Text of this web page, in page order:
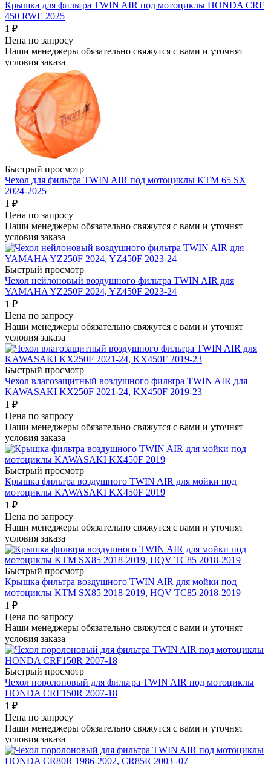
Крышка для фильтра TWIN AIR под мотоциклы HONDA CRF
450 RWE 2025
1 ₽
Цена по запросу
Наши менеджеры обязательно свяжутся с вами и уточнят
условия заказа
Быстрый просмотр
Чехол для фильтра TWIN AIR под мотоциклы KTM 65 SX
2024-2025
1 ₽
Цена по запросу
Наши менеджеры обязательно свяжутся с вами и уточнят
условия заказа
Быстрый просмотр
Чехол нейлоновый воздушного фильтра TWIN AIR для
YAMAHA YZ250F 2024, YZ450F 2023-24
1 ₽
Цена по запросу
Наши менеджеры обязательно свяжутся с вами и уточнят
условия заказа
Быстрый просмотр
Чехол влагозащитный воздушного фильтра TWIN AIR для
KAWASAKI KX250F 2021-24, KX450F 2019-23
1 ₽
Цена по запросу
Наши менеджеры обязательно свяжутся с вами и уточнят
условия заказа
Быстрый просмотр
Крышка фильтра воздушного TWIN AIR для мойки под
мотоциклы KAWASAKI KX450F 2019
1 ₽
Цена по запросу
Наши менеджеры обязательно свяжутся с вами и уточнят
условия заказа
Быстрый просмотр
Крышка фильтра воздушного TWIN AIR для мойки под
мотоциклы KTM SX85 2018-2019, HQV TC85 2018-2019
1 ₽
Цена по запросу
Наши менеджеры обязательно свяжутся с вами и уточнят
условия заказа
Быстрый просмотр
Чехол поролоновый для фильтра TWIN AIR под мотоциклы
HONDA CRF150R 2007-18
1 ₽
Цена по запросу
Наши менеджеры обязательно свяжутся с вами и уточнят
условия заказа